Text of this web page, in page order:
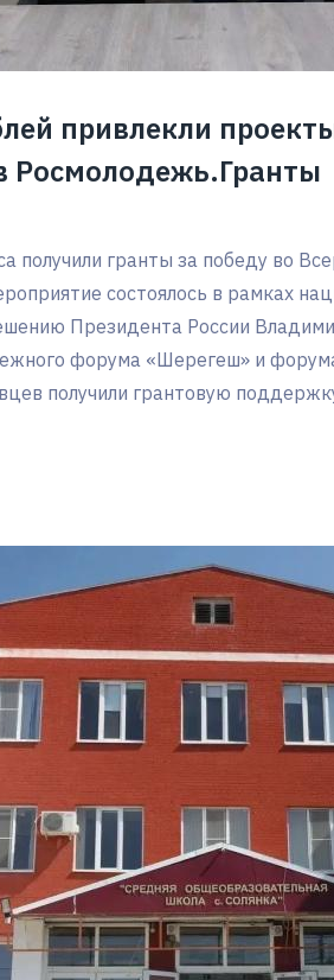
привлекли
Росмолодежь.Гранты
получили гранты за победу во
состоялось в рамках
Президента России
форума «Шерегеш» и
получили грантовую